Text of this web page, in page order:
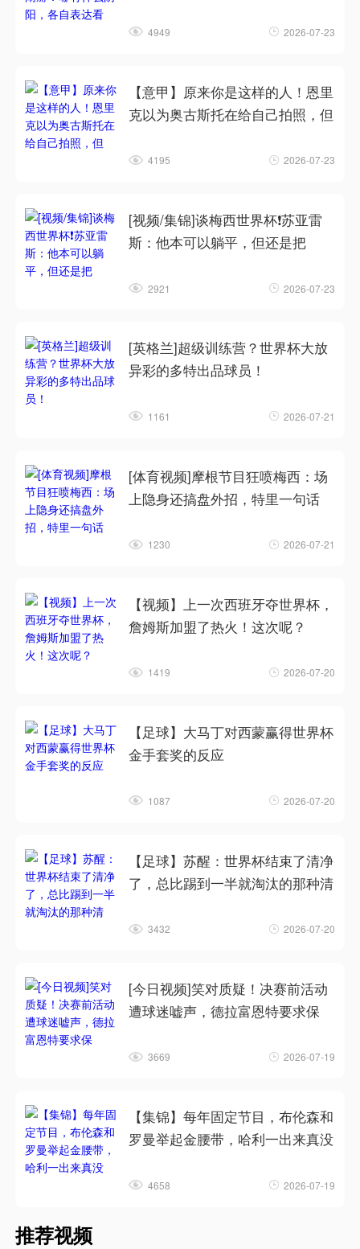
4949 2026-07-23
【意甲】原来你是这样的人！恩里
克以为奥古斯托在给自己拍照，但
4195 2026-07-23
[视频/集锦]谈梅西世界杯❗苏亚雷
斯：他本可以躺平，但还是把
2921 2026-07-23
[英格兰]超级训练营？世界杯大放
异彩的多特出品球员！
1161 2026-07-21
[体育视频]摩根节目狂喷梅西：场
上隐身还搞盘外招，特里一句话
1230 2026-07-21
【视频】上一次西班牙夺世界杯，
詹姆斯加盟了热火！这次呢？
1419 2026-07-20
【足球】大马丁对西蒙赢得世界杯
金手套奖的反应
1087 2026-07-20
【足球】苏醒：世界杯结束了清净
了，总比踢到一半就淘汰的那种清
3432 2026-07-20
[今日视频]笑对质疑！决赛前活动
遭球迷嘘声，德拉富恩特要求保
3669 2026-07-19
【集锦】每年固定节目，布伦森和
罗曼举起金腰带，哈利一出来真没
4658 2026-07-19
推荐视频